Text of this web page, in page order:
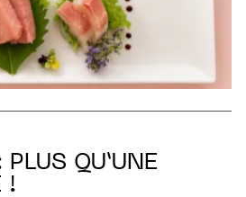
QU’UNE
!